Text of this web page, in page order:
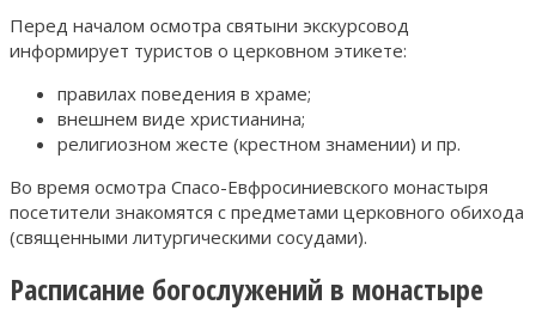
Перед началом осмотра святыни экскурсовод
информирует туристов о церковном этикете:
правилах поведения в храме;
внешнем виде христианина;
религиозном жесте (крестном знамении) и пр.
Во время осмотра Спасо-Евфросиниевского монастыря
посетители знакомятся с предметами церковного обихода
(священными литургическими сосудами).
Расписание богослужений в монастыре